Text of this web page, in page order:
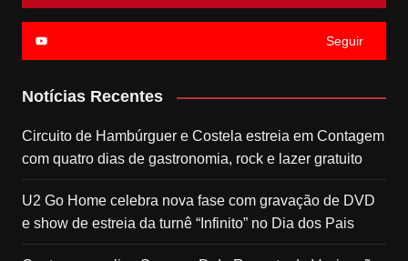
Seguir
Notícias Recentes
Circuito de Hambúrguer e Costela estreia em Contagem
com quatro dias de gastronomia, rock e lazer gratuito
U2 Go Home celebra nova fase com gravação de DVD
e show de estreia da turnê “Infinito” no Dia dos Pais